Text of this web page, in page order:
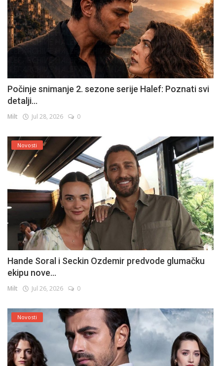
Počinje snimanje 2. sezone serije Halef: Poznati svi
detalji...
Milt Jul 28, 2026 0
Novosti
Hande Soral i Seckin Ozdemir predvode glumačku
ekipu nove...
Milt Jul 26, 2026 0
Novosti